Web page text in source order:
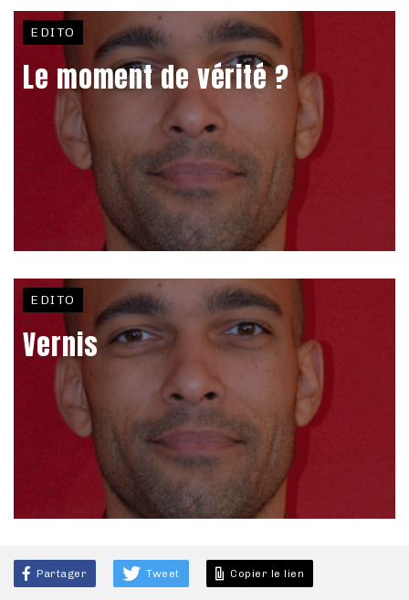
EDITO
Le moment de vérité ?
EDITO
Vernis
Partager Tweet Copier le lien